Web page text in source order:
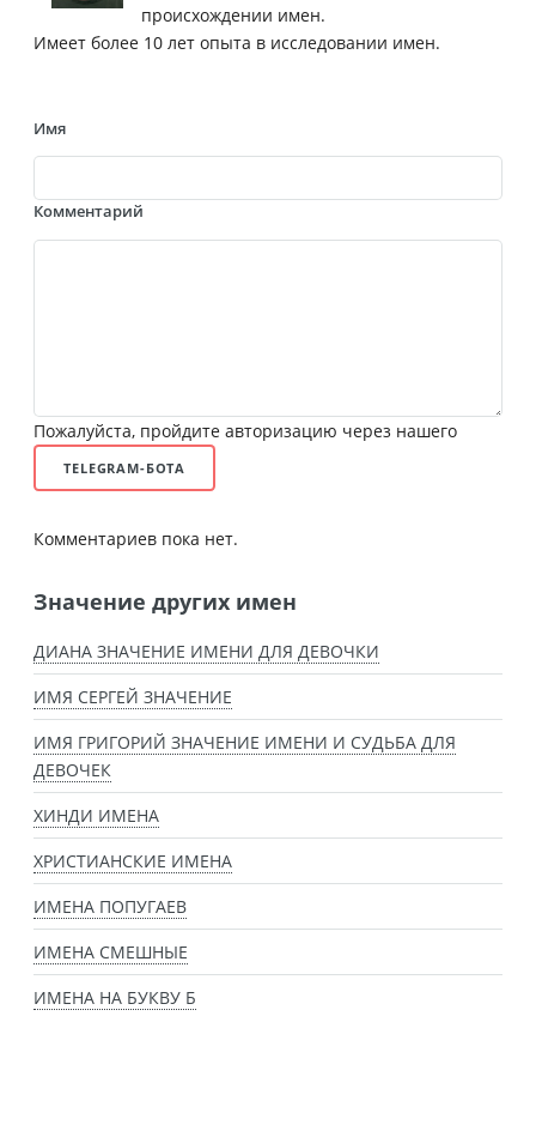
происхождении имен.
Имеет более 10 лет опыта в исследовании имен.
Имя
Комментарий
Пожалуйста, пройдите авторизацию через нашего
TELEGRAM-БОТА
Комментариев пока нет.
Значение других имен
ДИАНА ЗНАЧЕНИЕ ИМЕНИ ДЛЯ ДЕВОЧКИ
ИМЯ СЕРГЕЙ ЗНАЧЕНИЕ
ИМЯ ГРИГОРИЙ ЗНАЧЕНИЕ ИМЕНИ И СУДЬБА ДЛЯ
ДЕВОЧЕК
ХИНДИ ИМЕНА
ХРИСТИАНСКИЕ ИМЕНА
ИМЕНА ПОПУГАЕВ
ИМЕНА СМЕШНЫЕ
ИМЕНА НА БУКВУ Б